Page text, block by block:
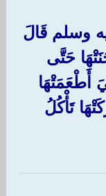
وسلم قَالَ
حَتَّى
أَطْعَمَتْهَا
تَأْكُلُ